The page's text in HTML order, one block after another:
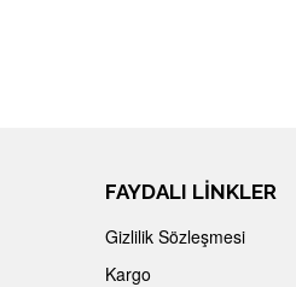
FAYDALI LİNKLER
Gizlilik Sözleşmesi
Kargo